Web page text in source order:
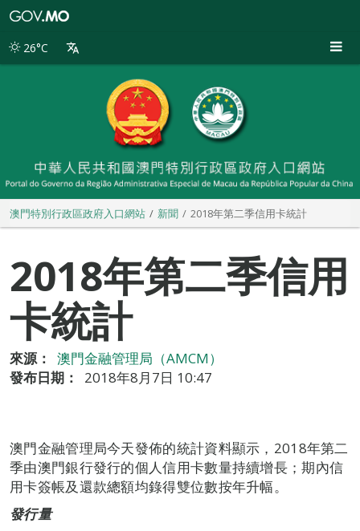
別
26°C
澳門特別行政區政府入口網站 新聞 2018年第二季信用卡統計
2018年第二季信用
卡統計
來源：
澳門金融管理局（AMCM）
發布日期：
2018年8月7日 10:47
澳門金融管理局今天發佈的統計資料顯示，2018年第二
季由澳門銀行發行的個人信用卡數量持續增長；期內信
用卡簽帳及還款總額均錄得雙位數按年升幅。
發行量